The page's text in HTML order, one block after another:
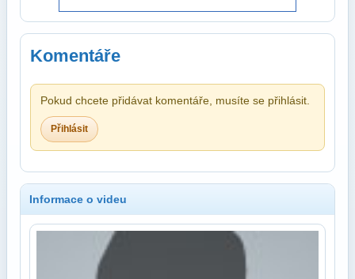
Komentáře
Pokud chcete přidávat komentáře, musíte se přihlásit.
Přihlásit
Informace o videu